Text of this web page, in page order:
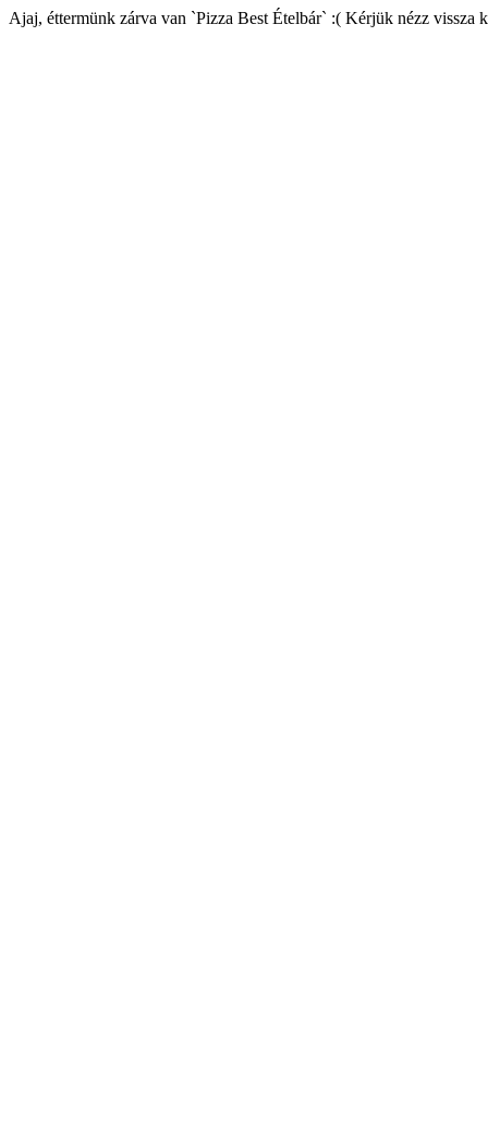
Ajaj, éttermünk zárva van `Pizza Best Ételbár` :( Kérjük nézz vissza